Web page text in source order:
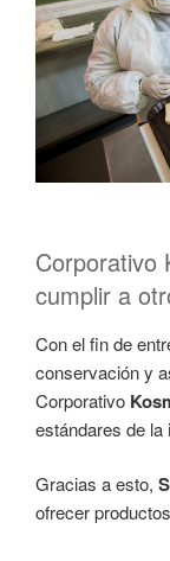
Corporativo
cumplir a
Con el fin de
conservación y
Corporativo
estándares de la
Gracias a esto,
ofrecer